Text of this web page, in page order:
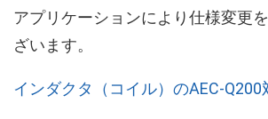
アプリケーションにより仕様変更
ざいます。
インダクタ（コイル）のAEC-Q200